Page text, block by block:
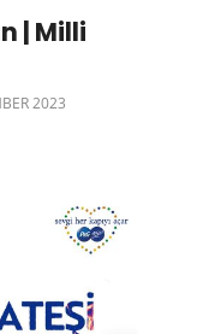
| Milli
2023